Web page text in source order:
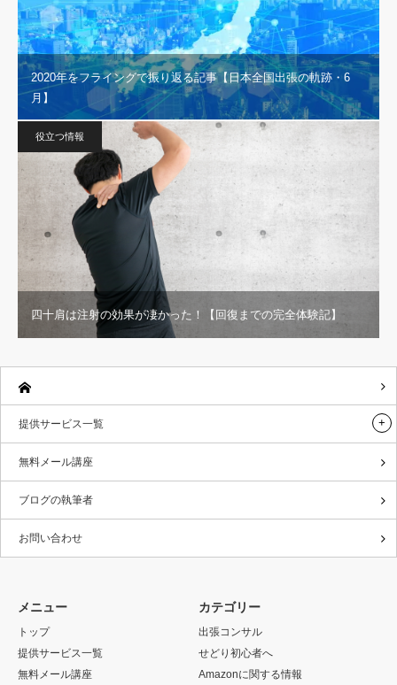
2020年をフライングで振り返る記事【日本全国出張の軌跡・6
月】
役立つ情報
四十肩は注射の効果が凄かった！【回復までの完全体験記】
提供サービス一覧
無料メール講座
ブログの執筆者
お問い合わせ
メニュー
トップ
提供サービス一覧
無料メール講座
カテゴリー
出張コンサル
せどり初心者へ
Amazonに関する情報